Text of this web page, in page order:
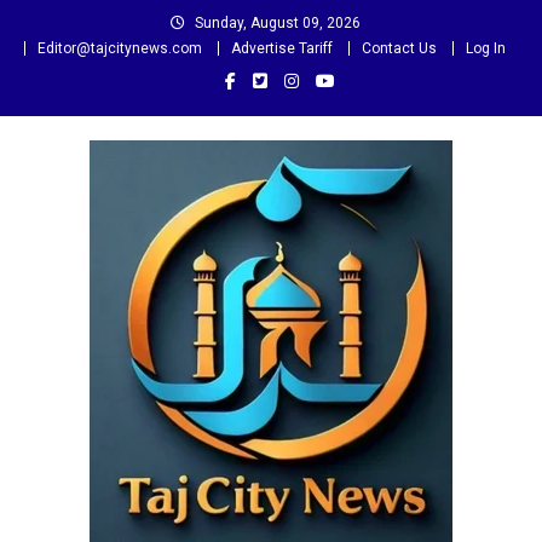
Sunday, August 09, 2026
Editor@tajcitynews.com
Advertise Tariff Contact Us Log In